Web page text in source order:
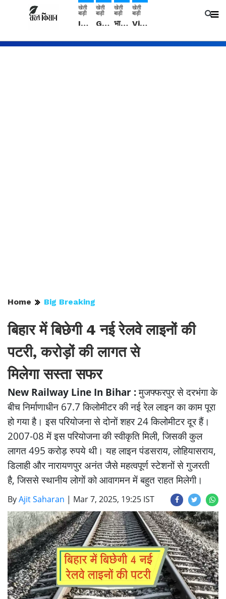
खेती
बाड़ी
IMD: राजस्थान में प्री-मानसून की सामान्य से 74% अधिक बारिश, दस्तक में देरी और मानसून कमजोर रहेगा
खेती
बाड़ी
Guar Ka Rate: ग्वार के भाव में हल्की बढ़ोतरी, बढ़ सकता है बुवाई का रकबा
खेती
बाड़ी
भारत में 29 मई से शुरु होगी प्री-मानसून बारिश, ECMWF विदेशी मौसम एजेंसी का पूर्वानुमान
खेती
बाड़ी
Video: सिरसा जिले के कई गांवों में बारिश और बूंदाबांदी, कॉटन की फसल को होगा फायदा
Home Big Breaking
बिहार में बिछेगी 4 नई रेलवे लाइनों की
पटरी, करोड़ों की लागत से
मिलेगा सस्ता सफर
New Railway Line In Bihar :मुजफ्फरपुर से दरभंगा के
बीच निर्माणाधीन 67.7 किलोमीटर की नई रेल लाइन का काम पूरा
हो गया है। इस परियोजना से दोनों शहर 24 किलोमीटर दूर हैं।
2007-08 में इस परियोजना की स्वीकृति मिली, जिसकी कुल
लागत 495 करोड़ रुपये थी। यह लाइन पंडसराय, लोहियासराय,
डिलाही और नारायणपुर अनंत जैसे महत्वपूर्ण स्टेशनों से गुजरती
है, जिससे स्थानीय लोगों को आवागमन में बहुत राहत मिलेगी।
ByAjit Saharan | Mar 7, 2025, 19:25 IST